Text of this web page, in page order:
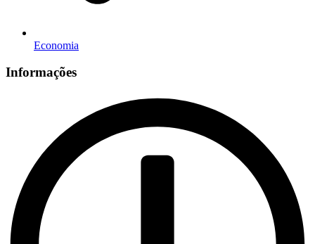
Economia
Informações